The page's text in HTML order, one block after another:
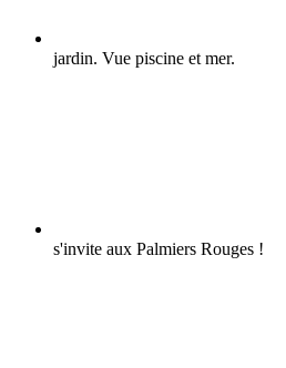
jardin. Vue piscine et mer.
s'invite aux Palmiers Rouges !